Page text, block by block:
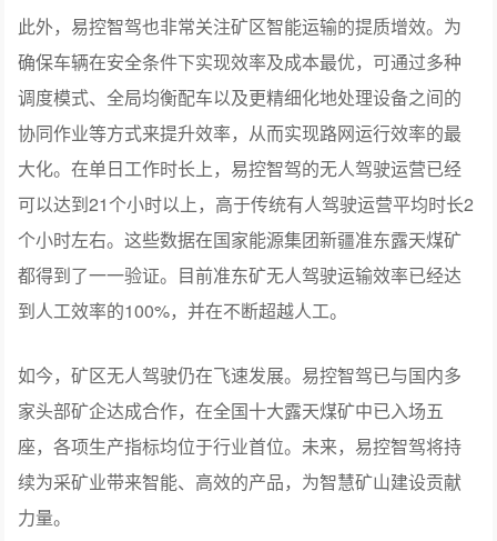
此外，易控智驾也非常关注矿区智能运输的提质增效。为
确保车辆在安全条件下实现效率及成本最优，可通过多种
调度模式、全局均衡配车以及更精细化地处理设备之间的
协同作业等方式来提升效率，从而实现路网运行效率的最
大化。在单日工作时长上，易控智驾的无人驾驶运营已经
可以达到21个小时以上，高于传统有人驾驶运营平均时长2
个小时左右。这些数据在国家能源集团新疆准东露天煤矿
都得到了一一验证。目前准东矿无人驾驶运输效率已经达
到人工效率的100%，并在不断超越人工。
如今，矿区无人驾驶仍在飞速发展。易控智驾已与国内多
家头部矿企达成合作，在全国十大露天煤矿中已入场五
座，各项生产指标均位于行业首位。未来，易控智驾将持
续为采矿业带来智能、高效的产品，为智慧矿山建设贡献
力量。